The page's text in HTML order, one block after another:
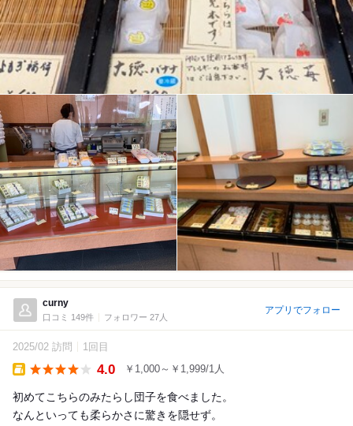
curny
口コミ 149件 フォロワー 27人
アプリでフォロー
2025/02 訪問 1回目
4.0 ￥1,000～￥1,999/1人
初めてこちらのみたらし団子を食べました。
なんといっても柔らかさに驚きを隠せず。